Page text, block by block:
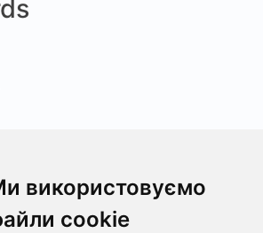
використовуємо
cookie